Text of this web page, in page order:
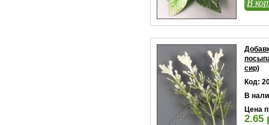
сир)
Код:
В
Цена
2.65